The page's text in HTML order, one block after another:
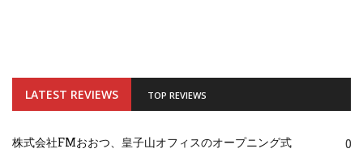
LATEST REVIEWS TOP REVIEWS
株式会社FMおおつ、皇子山オフィスのオープニング式 0